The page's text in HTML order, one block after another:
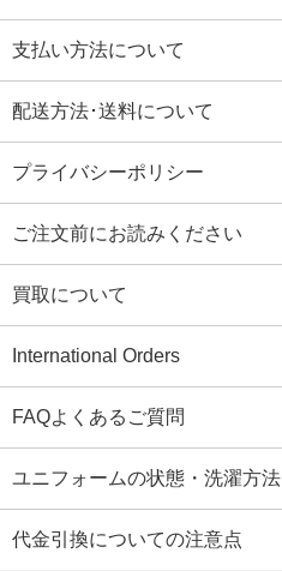
支払い方法について
配送方法･送料について
プライバシーポリシー
ご注文前にお読みください
買取について
International Orders
FAQよくあるご質問
ユニフォームの状態・洗濯方法
代金引換についての注意点